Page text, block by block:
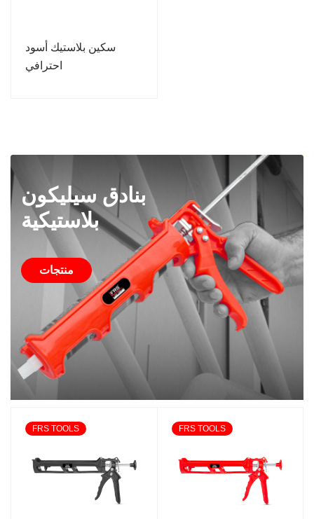
سكين بلاستيك أسود
احترافي
بنادق سيليكون
بلاستيكية
منتجات
FRS TOOLS FRS TOOLS